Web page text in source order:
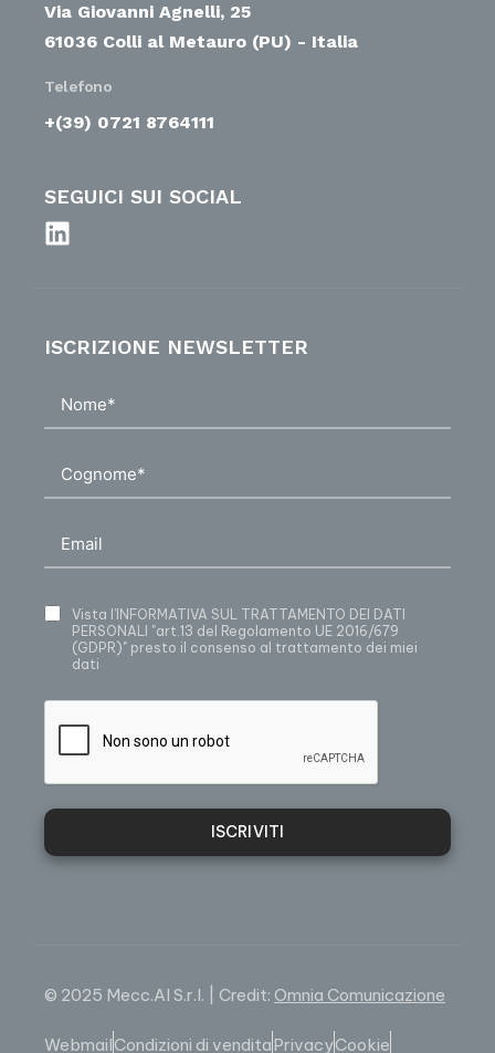
Via Giovanni Agnelli, 25
61036 Colli al Metauro (PU) - Italia
Telefono
+(39) 0721 8764111
SEGUICI SUI SOCIAL
ISCRIZIONE NEWSLETTER
Vista l’INFORMATIVA SUL TRATTAMENTO DEI DATI
PERSONALI "art.13 del Regolamento UE 2016/679
(GDPR)" presto il consenso al trattamento dei miei
dati
ISCRIVITI
© 2025 Mecc.Al S.r.l. | Credit: Omnia Comunicazione
WebmailCondizioni di venditaPrivacyCookie